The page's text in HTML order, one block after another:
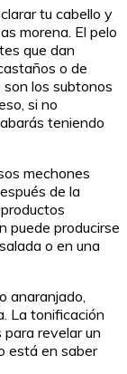
tu cabello y
morena. El pelo
que dan
o de
los subtonos
si no
teniendo
mechones
de la
puede producirse
o en una
anaranjado,
La tonificación
revelar un
está en saber